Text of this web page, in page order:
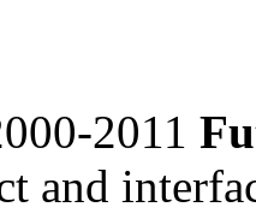
2011
and